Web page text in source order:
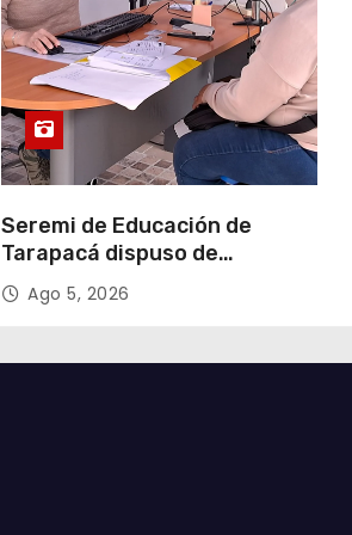
Seremi de Educación de
Tarapacá dispuso de
facilitadores para apoyar
proceso de Admisión Escolar
Ago 5, 2026